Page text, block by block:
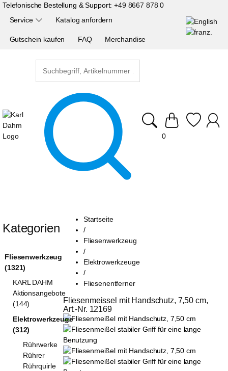
Telefonische Bestellung & Support:+49 8667 878 0
Service Katalog anfordern
Gutschein kaufen FAQ Merchandise
0
Startseite
/
Fliesenwerkzeug
/
Elektrowerkzeuge
/
Fliesenentferner
Fliesenmeissel mit Handschutz, 7,50 cm,
Art.-Nr. 12169
Kategorien
Fliesenwerkzeug
(1321)
KARL DAHM
Aktionsangebote
(144)
Elektrowerkzeuge
(312)
Rührwerke
Rührer
Rührquirle